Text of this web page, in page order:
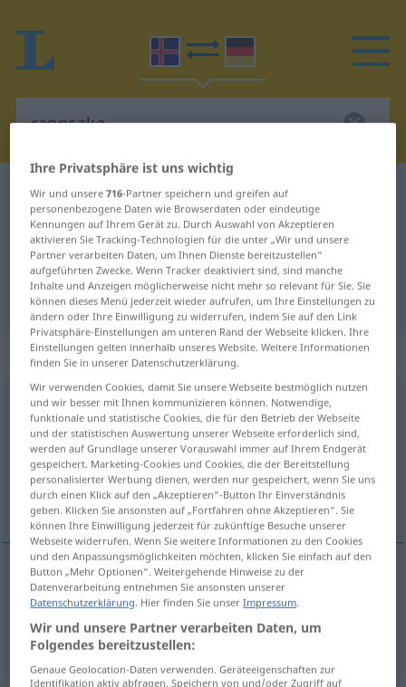
Isländisch-Deutsch Wörterbuch rannsaka
Isländisch-Deutsch Übersetzung
für "rannsaka"
"rannsaka" Deutsch Übersetzung
„rannsaka“
rannsaka
Übersicht aller Übersetzungen
(Für mehr Details die Übersetzung anklicken/antippen)
untersuchen, erforschen
untersuchen rannsaka
erforschen rannsaka
Ihre Privatsphäre ist uns wichtig
Wir und unsere716-Partner speichern und greifen auf
personenbezogene Daten wie Browserdaten oder eindeutige
Kennungen auf Ihrem Gerät zu. Durch Auswahl von Akzeptieren
aktivieren Sie Tracking-Technologien für die unter „Wir und unsere
Partner verarbeiten Daten, um Ihnen Dienste bereitzustellen“
aufgeführten Zwecke. Wenn Tracker deaktiviert sind, sind manche
Inhalte und Anzeigen möglicherweise nicht mehr so relevant für Sie. Sie
können dieses Menü jederzeit wieder aufrufen, um Ihre Einstellungen zu
ändern oder Ihre Einwilligung zu widerrufen, indem Sie auf den Link
Privatsphäre-Einstellungen am unteren Rand der Webseite klicken. Ihre
Einstellungen gelten innerhalb unseres Website. Weitere Informationen
finden Sie in unserer Datenschutzerklärung.
Wir verwenden Cookies, damit Sie unsere Webseite bestmöglich nutzen
und wir besser mit Ihnen kommunizieren können. Notwendige,
funktionale und statistische Cookies, die für den Betrieb der Webseite
und der statistischen Auswertung unserer Webseite erforderlich sind,
werden auf Grundlage unserer Vorauswahl immer auf Ihrem Endgerät
gespeichert. Marketing-Cookies und Cookies, die der Bereitstellung
personalisierter Werbung dienen, werden nur gespeichert, wenn Sie uns
durch einen Klick auf den „Akzeptieren“-Button Ihr Einverständnis
geben. Klicken Sie ansonsten auf „Fortfahren ohne Akzeptieren“. Sie
können Ihre Einwilligung jederzeit für zukünftige Besuche unserer
Webseite widerrufen. Wenn Sie weitere Informationen zu den Cookies
und den Anpassungsmöglichkeiten möchten, klicken Sie einfach auf den
Button „Mehr Optionen“. Weitergehende Hinweise zu der
Datenverarbeitung entnehmen Sie ansonsten unserer
Datenschutzerklärung. Hier finden Sie unserImpressum.
Wir und unsere Partner verarbeiten Daten, um
Folgendes bereitzustellen:
Genaue Geolocation-Daten verwenden. Geräteeigenschaften zur
Identifikation aktiv abfragen. Speichern von und/oder Zugriff auf